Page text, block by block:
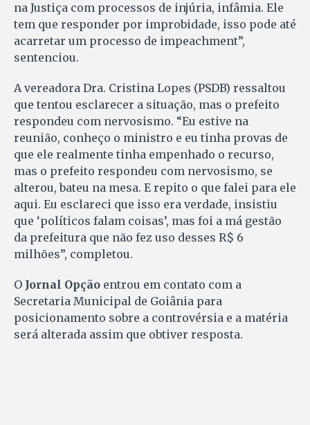
na Justiça com processos de injúria, infâmia. Ele
tem que responder por improbidade, isso pode até
acarretar um processo de impeachment”,
sentenciou.
A vereadora Dra. Cristina Lopes (PSDB) ressaltou
que tentou esclarecer a situação, mas o prefeito
respondeu com nervosismo. “Eu estive na
reunião, conheço o ministro e eu tinha provas de
que ele realmente tinha empenhado o recurso,
mas o prefeito respondeu com nervosismo, se
alterou, bateu na mesa. E repito o que falei para ele
aqui. Eu esclareci que isso era verdade, insistiu
que ‘políticos falam coisas’, mas foi a má gestão
da prefeitura que não fez uso desses R$ 6
milhões”, completou.
O Jornal Opção entrou em contato com a
Secretaria Municipal de Goiânia para
posicionamento sobre a controvérsia e a matéria
será alterada assim que obtiver resposta.